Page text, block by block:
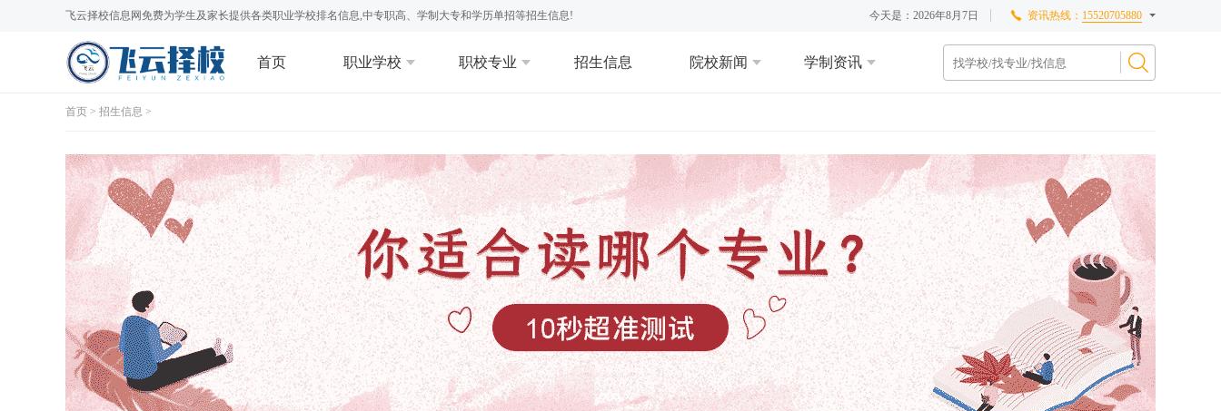
飞云择校信息网免费为学生及家长提供各类职业学校排名信息,中专职高、学制大专和学历单招等招生信息! 今天是： 2026年8月7日 资讯热线： 15520705880
首页 职业学校 职校专业 招生信息 院校新闻 学制资讯
首页 > 招生信息 >